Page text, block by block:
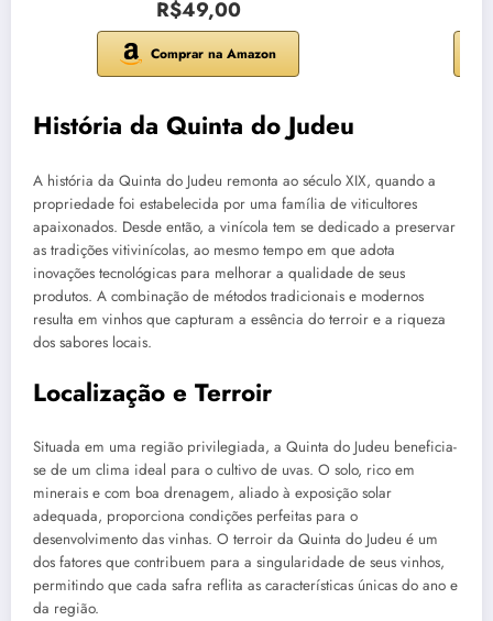
R$49,00
Comprar na Amazon
História da Quinta do Judeu
A história da Quinta do Judeu remonta ao século XIX, quando a
propriedade foi estabelecida por uma família de viticultores
apaixonados. Desde então, a vinícola tem se dedicado a preservar
as tradições vitivinícolas, ao mesmo tempo em que adota
inovações tecnológicas para melhorar a qualidade de seus
produtos. A combinação de métodos tradicionais e modernos
resulta em vinhos que capturam a essência do terroir e a riqueza
dos sabores locais.
Localização e Terroir
Situada em uma região privilegiada, a Quinta do Judeu beneficia-
se de um clima ideal para o cultivo de uvas. O solo, rico em
minerais e com boa drenagem, aliado à exposição solar
adequada, proporciona condições perfeitas para o
desenvolvimento das vinhas. O terroir da Quinta do Judeu é um
dos fatores que contribuem para a singularidade de seus vinhos,
permitindo que cada safra reflita as características únicas do ano e
da região.